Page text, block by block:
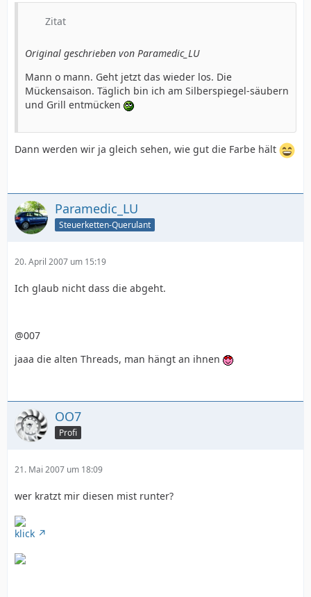
Zitat
Original geschrieben von Paramedic_LU
Mann o mann. Geht jetzt das wieder los. Die
Mückensaison. Täglich bin ich am Silberspiegel-säubern
und Grill entmücken
Dann werden wir ja gleich sehen, wie gut die Farbe hält
Paramedic_LU
Steuerketten-Querulant
20. April 2007 um 15:19
Ich glaub nicht dass die abgeht.
@007
jaaa die alten Threads, man hängt an ihnen
OO7
Profi
21. Mai 2007 um 18:09
wer kratzt mir diesen mist runter?
klick